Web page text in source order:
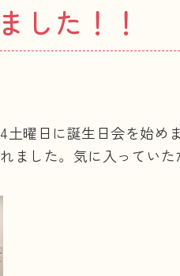
した！！
曜日に誕生日会を始め
ました。気に入ってい